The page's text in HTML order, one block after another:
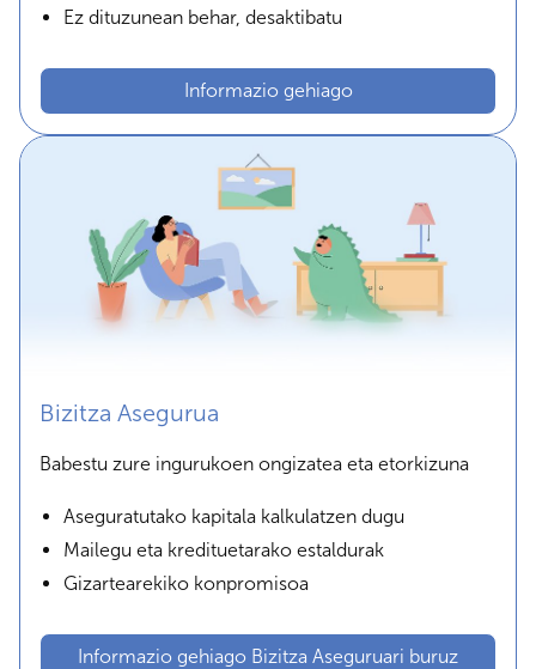
Ez dituzunean behar, desaktibatu
Informazio gehiago
Bizitza Asegurua
Babestu zure ingurukoen ongizatea eta etorkizuna
Aseguratutako kapitala kalkulatzen dugu
Mailegu eta kredituetarako estaldurak
Gizartearekiko konpromisoa
Informazio gehiago Bizitza Aseguruari buruz